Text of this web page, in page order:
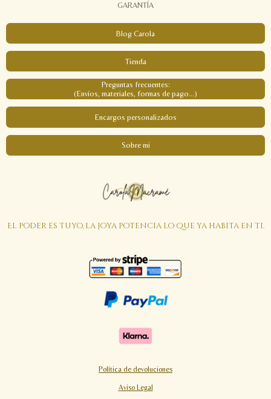
GARANTÍA
Blog Carola
Tienda
Preguntas frecuentes:
(Envíos, materiales, formas de pago...)
Encargos personalizados
Sobre mi
El poder es tuyo, la joya potencia lo que ya habita en ti.
Política de devoluciones
Aviso Legal